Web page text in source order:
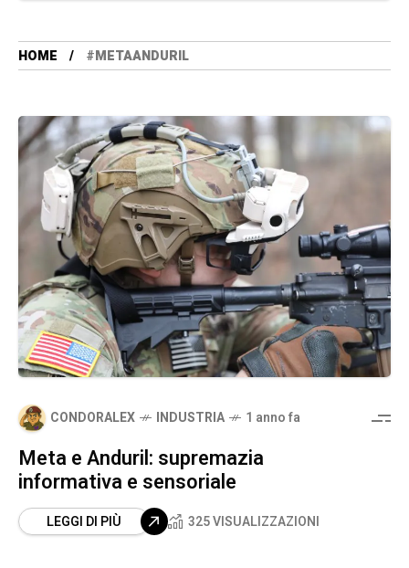
HOME #METAANDURIL
CONDORALEX INDUSTRIA 1 anno fa
Meta e Anduril: supremazia
informativa e sensoriale
LEGGI DI PIÙ 325 VISUALIZZAZIONI